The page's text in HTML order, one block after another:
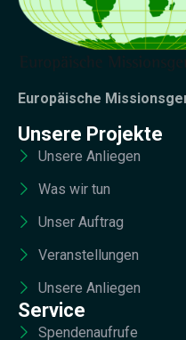
Europäische
Unsere Projekte
Unsere Anliegen
Was wir tun
Unser Auftrag
Veranstellungen
Unsere Anliegen
Service
Spendenaufrufe